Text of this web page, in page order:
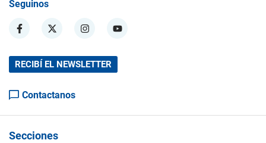
Seguinos
RECIBÍ EL NEWSLETTER
Contactanos
Secciones